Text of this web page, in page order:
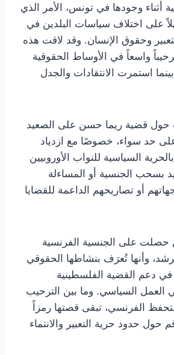
أثناء وجودها في تونس، الأمر الذي
على اختلاف سياسات البلدين في
وحقوق الإنسان. وقد لاقت هذه
واسعاً في الأوساط الحقوقية
بينما استمرت الانتقادات والجدل
حول قضية ريما حسن على الصعيد
على حد سواء، خصوصًا مع ازدياد
السياسية للنواب الأوروبيين
بسحب الجنسية أو المساءلة
أو تصاريحهم الداعمة للقضايا
حصلت على الجنسية الفرنسية
وأنها تُعرَف بنشاطها الحقوقي
في دعم القضية الفلسطينية
العمل السياسي. وما بين الترحيب
الفرنسي، تبقى قصتها رمزاً
حول حدود حرية التعبير والانتماء